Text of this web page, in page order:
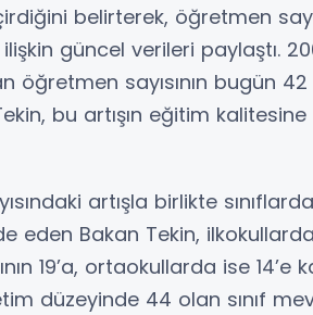
belirterek, öğretmen
güncel verileri paylaştı.
öğretmen sayısının bugün
bu artışın eğitim kalitesine
artışla birlikte
eden Bakan Tekin,
19’a, ortaokullarda ise
düzeyinde 44 olan sınıf